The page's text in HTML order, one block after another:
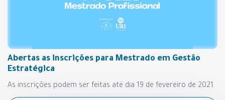
Abertas as inscrições para Mestrado em Gestão
Estratégica
As inscrições podem ser feitas até dia 19 de fevereiro de 2021.